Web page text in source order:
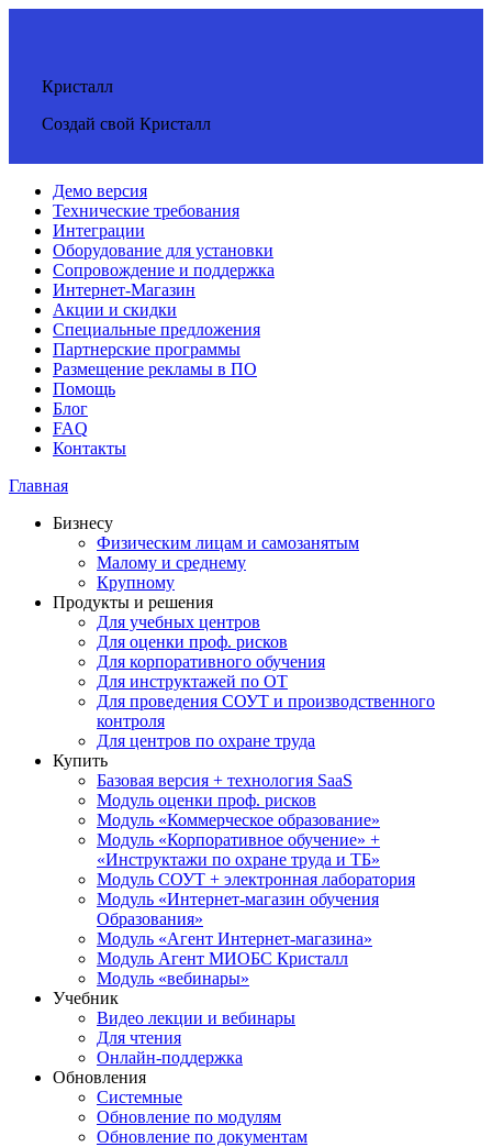
Кристалл
Создай свой Кристалл
Демо версия
Технические требования
Интеграции
Оборудование для установки
Сопровождение и поддержка
Интернет-Магазин
Акции и скидки
Специальные предложения
Партнерские программы
Размещение рекламы в ПО
Помощь
Блог
FAQ
Контакты
Главная
Бизнесу
Физическим лицам и самозанятым
Малому и среднему
Крупному
Продукты и решения
Для учебных центров
Для оценки проф. рисков
Для корпоративного обучения
Для инструктажей по ОТ
Для проведения СОУТ и производственного
контроля
Для центров по охране труда
Купить
Базовая версия + технология SaaS
Модуль оценки проф. рисков
Модуль «Коммерческое образование»
Модуль «Корпоративное обучение» +
«Инструктажи по охране труда и ТБ»
Модуль СОУТ + электронная лаборатория
Модуль «Интернет-магазин обучения
Образования»
Модуль «Агент Интернет-магазина»
Модуль Агент МИОБС Кристалл
Модуль «вебинары»
Учебник
Видео лекции и вебинары
Для чтения
Онлайн-поддержка
Обновления
Системные
Обновление по модулям
Обновление по документам